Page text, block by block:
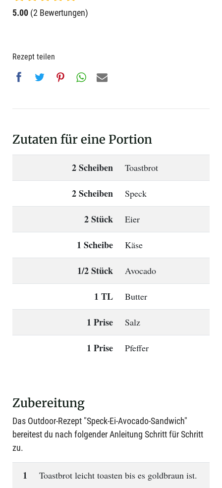
5.00 (2 Bewertungen)
Rezept teilen
Zutaten für eine Portion
2 Scheiben Toastbrot
2 Scheiben Speck
2 Stück Eier
1 Scheibe Käse
1/2 Stück Avocado
1 TL Butter
1 Prise Salz
1 Prise Pfeffer
Zubereitung
Das Outdoor-Rezept "Speck-Ei-Avocado-Sandwich"
bereitest du nach folgender Anleitung Schritt für Schritt
zu.
1 Toastbrot leicht toasten bis es goldbraun ist.